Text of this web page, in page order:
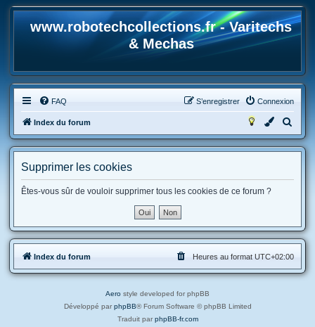
www.robotechcollections.fr - Varitechs
& Mechas
FAQ Connexion
S’enregistrer
Index du forum
e
h
e
r
Supprimer les cookies
Êtes-vous sûr de vouloir supprimer tous les cookies de ce forum ?
Index du forum Heures au format UTC+02:00
Aero style developed for phpBB
Développé par phpBB® Forum Software © phpBB Limited
Traduit par phpBB-fr.com